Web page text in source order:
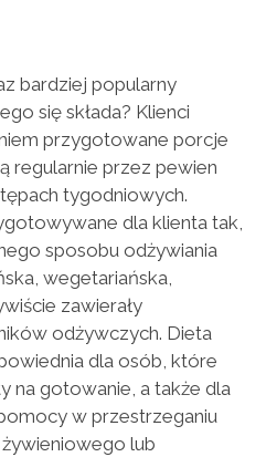
bardziej popularny
się składa? Klienci
przygotowane porcje
regularnie przez pewien
tygodniowych.
dla klienta tak,
sposobu odżywiania
wegetariańska,
zawierały
odżywczych. Dieta
dla osób, które
na gotowanie, a także dla
w przestrzeganiu
lub